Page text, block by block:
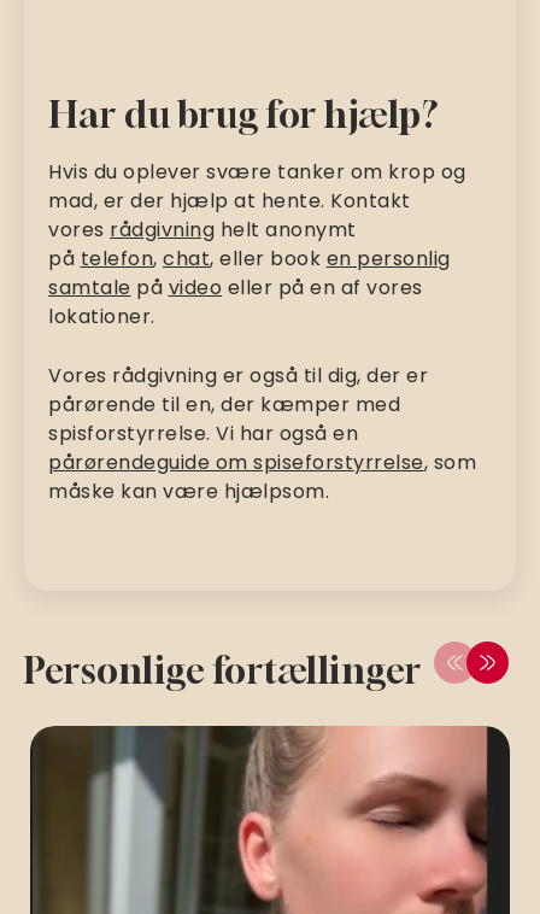
Har du brug for hjælp?
Hvis du oplever svære tanker om krop og
mad, er der hjælp at hente. Kontakt
vores rådgivning helt anonymt
på telefon, chat, eller book en personlig
samtale på video eller på en af vores
lokationer.
Vores rådgivning er også til dig, der er
pårørende til en, der kæmper med
spisforstyrrelse. Vi har også en
pårørendeguide om spiseforstyrrelse, som
måske kan være hjælpsom.
Personlige fortællinger